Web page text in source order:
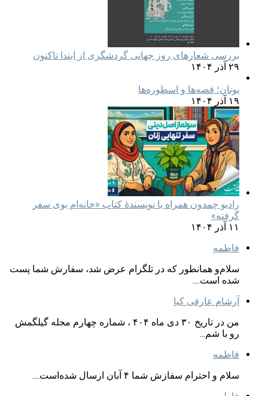
بررسی شعارهای روز جهانی گردشگری از ابتدا تاکنون
۲۹ آذر ۱۴۰۴
یونان؛ قصه‌ها و اسطوره‌ها
۱۹ آذر ۱۴۰۴
رادیو چمدون همراه با نویسندهٔ کتاب «خانه‌ام بوی سفر
گرفته»
۱۱ آذر ۱۴۰۴
فاطمه
سلام‌و همانطور که در تلگرام عرض شد، سفارش شما پست
شده است....
آرشام عارفی کیا
من در تاریخ ۳۰ دی ماه ۴۰۴ ، شماره چهارم مجله گیلگمش
رو با شم...
فاطمه
سلام و احترام سفازش شما ۴ آبان ارسال شده‌است....